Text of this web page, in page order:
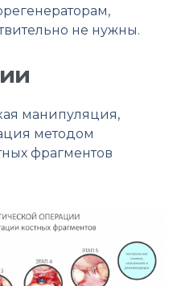
не нужны.
манипуляция,
методом
фрагментов